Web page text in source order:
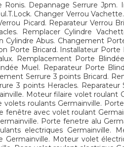
Depannage Serrure Jpm.
Changer Verrou
Picard. Reparateur Verrou
Remplacer Cylindre
Cylindre Abus. Changement
Porte Bricard. Installateur Porte
Remplacement Porte
Muel. Reparateur Porte
Serrure 3 points Bricard.
3 points Heracles. Reparateur
Moteur filaire volet roulant
roulants Germainville.
fenêtre avec volet roulant
Porte fenetre alu
electriques Germainville.
Moteur volet